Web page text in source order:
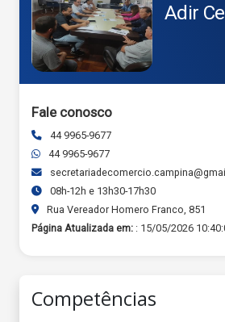
Adir
Fale conosco
44 9965-9677
44 9965-9677
08h-12h e 13h30-17h30
Rua Vereador Homero Franco, 851
Página Atualizada em: : 15/05/2026
Competências